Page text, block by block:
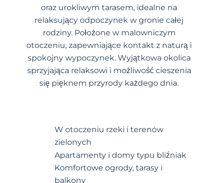
oraz urokliwym tarasem, idealne na
relaksujący odpoczynek w gronie całej
rodziny. Położone w malowniczym
otoczeniu, zapewniające kontakt z naturą i
spokojny wypoczynek. Wyjątkowa okolica
sprzyjająca relaksowi i możliwość cieszenia
się pięknem przyrody każdego dnia.
W otoczeniu rzeki i terenów
zielonych
Apartamenty i domy typu bliźniak
Komfortowe ogrody, tarasy i
balkony